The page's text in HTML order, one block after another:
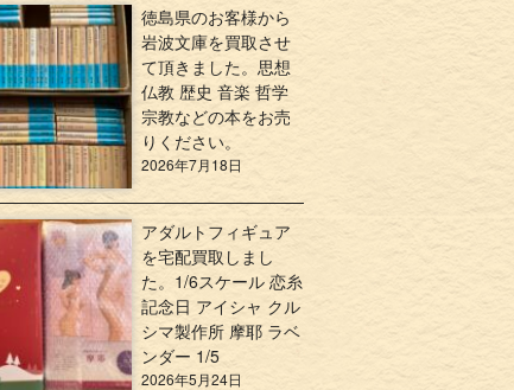
徳島県のお客様から
岩波文庫を買取させ
て頂きました。思想
仏教 歴史 音楽 哲学
宗教などの本をお売
りください。
2026年7月18日
アダルトフィギュア
を宅配買取しまし
た。1/6スケール 恋糸
記念日 アイシャ クル
シマ製作所 摩耶 ラベ
ンダー 1/5
2026年5月24日